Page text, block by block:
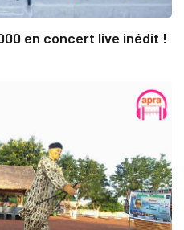
en concert live inédit !